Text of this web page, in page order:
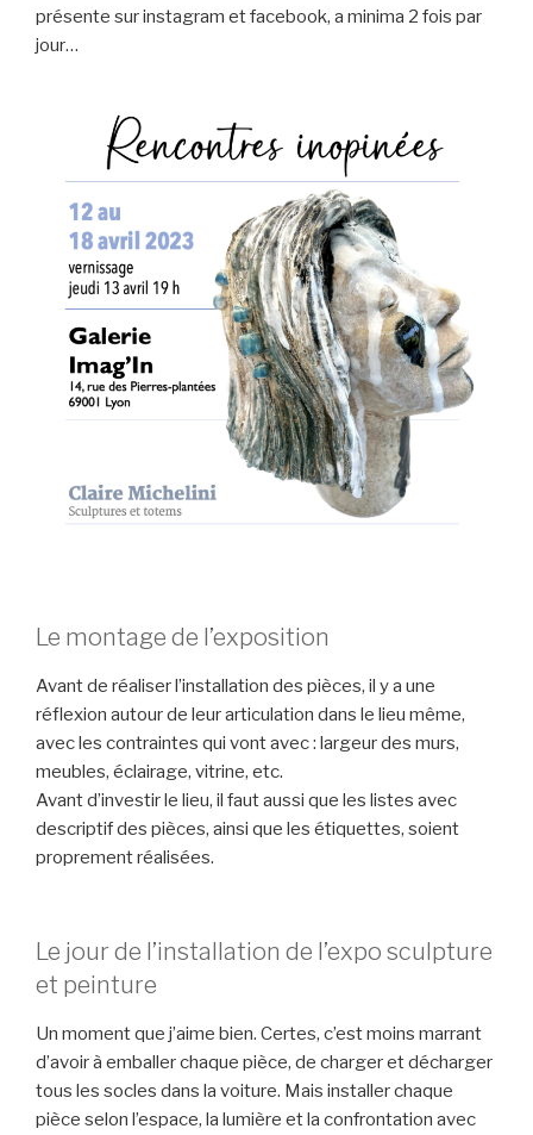
présente sur instagram et facebook, a minima 2 fois par
jour…
Le montage de l’exposition
Avant de réaliser l’installation des pièces, il y a une
réflexion autour de leur articulation dans le lieu même,
avec les contraintes qui vont avec : largeur des murs,
meubles, éclairage, vitrine, etc.
Avant d’investir le lieu, il faut aussi que les listes avec
descriptif des pièces, ainsi que les étiquettes, soient
proprement réalisées.
Le jour de l’installation de l’expo sculpture
et peinture
Un moment que j’aime bien. Certes, c’est moins marrant
d’avoir à emballer chaque pièce, de charger et décharger
tous les socles dans la voiture. Mais installer chaque
pièce selon l’espace, la lumière et la confrontation avec